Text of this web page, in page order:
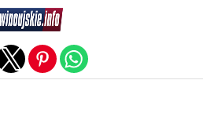
version